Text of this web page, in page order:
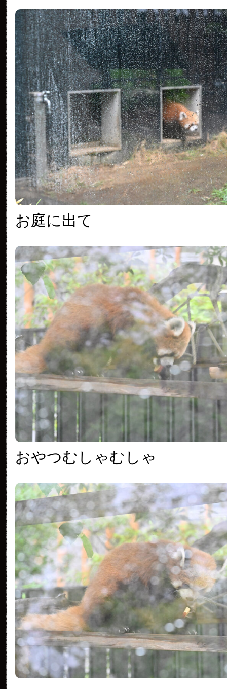
お庭に出て
おやつむしゃむしゃ